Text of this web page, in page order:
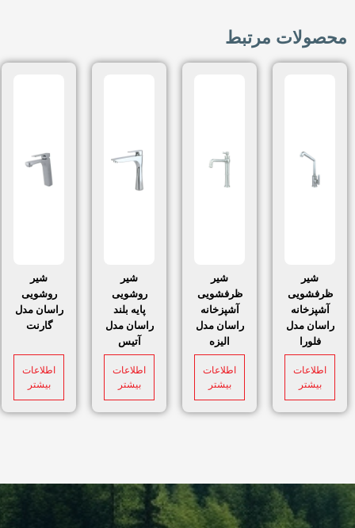
محصولات مرتبط
شیر
ظرفشویی
آشپزخانه
راسان مدل
فلورا
اطلاعات
بیشتر
شیر
ظرفشویی
آشپزخانه
راسان مدل
الیزه
اطلاعات
بیشتر
شیر
روشویی
پایه بلند
راسان مدل
آتیس
اطلاعات
بیشتر
شیر
روشویی
راسان مدل
گارنت
اطلاعات
بیشتر